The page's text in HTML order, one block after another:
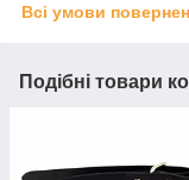
Всі умови
Подібні товари